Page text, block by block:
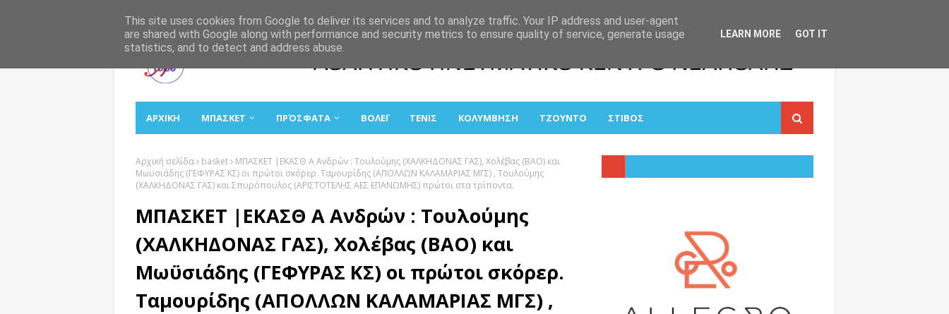
ΑΡΧΙΚΗ ΜΠΑΣΚΕΤ ΠΡΌΣΦΑΤΑ ΒΟΛΕΪ ΤΕΝΙΣ ΚΟΛΥΜΒΗΣΗ ΤΖΟΥΝΤΟ ΣΤΙΒΟΣ
Αρχική σελίδα basket
ΜΠΑΣΚΕΤ |ΕΚΑΣΘ Α Ανδρών : Τουλούμης (ΧΑΛΚΗΔΟΝΑΣ ΓΑΣ), Χολέβας (ΒΑΟ) και
Μωϋσιάδης (ΓΕΦΥΡΑΣ ΚΣ) οι πρώτοι σκόρερ. Ταμουρίδης (ΑΠΟΛΛΩΝ ΚΑΛΑΜΑΡΙΑΣ ΜΓΣ) , Τουλούμης
(ΧΑΛΚΗΔΟΝΑΣ ΓΑΣ) και Σπυρόπουλος (ΑΡΙΣΤΟΤΕΛΗΣ ΑΕΣ ΕΠΑΝΩΜΗΣ) πρώτοι στα τρίποντα.
ΜΠΑΣΚΕΤ |ΕΚΑΣΘ Α Ανδρών : Τουλούμης
(ΧΑΛΚΗΔΟΝΑΣ ΓΑΣ), Χολέβας (ΒΑΟ) και
Μωϋσιάδης (ΓΕΦΥΡΑΣ ΚΣ) οι πρώτοι σκόρερ.
Ταμουρίδης (ΑΠΟΛΛΩΝ ΚΑΛΑΜΑΡΙΑΣ ΜΓΣ) ,
This site uses cookies from Google to deliver its services and to analyze traffic. Your IP address and user-agent
are shared with Google along with performance and security metrics to ensure quality of service, generate usage
statistics, and to detect and address abuse.
LEARN MORE GOT IT